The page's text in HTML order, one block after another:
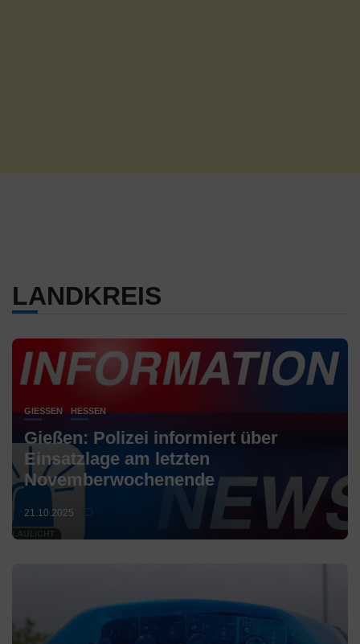
LANDKREIS
GIESSEN HESSEN
Gießen: Polizei informiert über
Einsatzlage am letzten
Novemberwochenende
21.10.2025